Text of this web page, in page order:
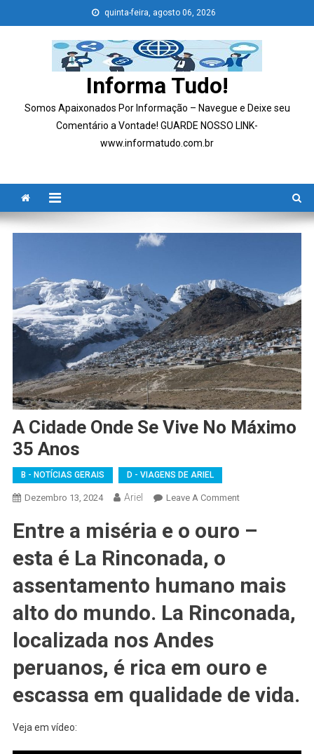
to
quinta-feira, agosto 06, 2026
Informa Tudo!
Somos Apaixonados Por Informação – Navegue e Deixe seu
Comentário a Vontade! GUARDE NOSSO LINK-
www.informatudo.com.br
A Cidade Onde Se Vive No Máximo
35 Anos
B - NOTÍCIAS GERAIS D - VIAGENS DE ARIEL
Dezembro 13, 2024 Ariel Leave A CommentOn
Cidade
No
Máximo
Entre a miséria e o ouro –
esta é La Rinconada, o
assentamento humano mais
alto do mundo. La Rinconada,
localizada nos Andes
peruanos, é rica em ouro e
escassa em qualidade de vida.
Veja em vídeo: